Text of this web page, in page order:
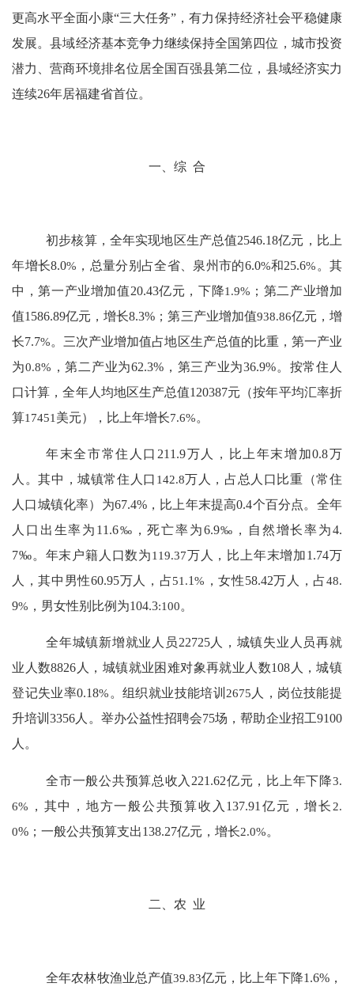
更高水平全面小康“三大任务”，有力保持经济社会平稳健康
发展。县域经济基本竞争力继续保持全国第四位，城市投资
潜力、营商环境排名位居全国百强县第二位， 县域经济实力
连续26年居福建省首位。
一、综 合
初步核算，全年实现地区生产总值2546.18亿元，比上
年增长8.0% ，总量分别占全省、泉州市的6.0%和25.6% 。其
中，第一产业增加值20.43亿元，下降1.9% ；第二产业增加
值1586.89亿元，增长8.3% ；第三产业增加值938.86亿元，增
长7.7%。三次产业增加值占地区生产总值的比重，第一产业
为0.8% ，第二产业为62.3% ，第三产业为36.9%。 按常住人
口计算，全年人均地区生产总值120387元 （按年平均汇率折
算17451 美元），比上年增长7.6%。
年末全市常住人口 211.9万人，比上年末增加0.8万
人 。其中，城镇常住人口 142.8万人，占总人口比重（常住
人口城镇化率）为67.4%，比上年末提高0.4个百分点。全年
人口出生率为 11.6‰ ，死亡率为6.9‰ ，自然增长率为4.
7‰。年末户籍人口数为119.37万人，比上年末增加1.74万
人
，其中男性60.95万人，占51.1% ，女性58.42万人，占48.
9% ，男女性别比例为104.3:100。
全年城镇新增就业人员22725人，城镇失业人员再就
业人数8826人，城镇就业困难对象再就业人数108人，城镇
登记失业率0.18%。组织就业技能培训2675人，岗位技能提
升培训3356人 。举办公益性招聘会75场，帮助企业招工9100
人。
全市一般公共预算总收入 221.62亿元， 比上年下降3.
6% ，其中，地方一般公共预算收入 137.91 亿元，增长 2.
0% ；一般公共预算支出138.27亿元，增长2.0%。
二、农 业
全年农林牧渔业总产值39.83亿元，比上年下降1.6%，